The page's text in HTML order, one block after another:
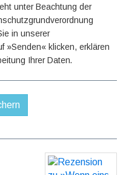
unter Beachtung der
in unserer
»Senden« klicken, erklären
Ihrer Daten.